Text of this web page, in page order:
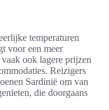
temperaturen
voor een meer
ook lagere prijzen
Reizigers
Sardinië om van
die doorgaans